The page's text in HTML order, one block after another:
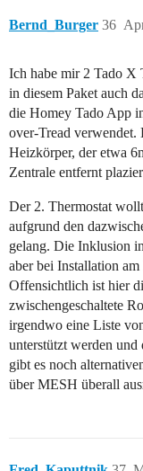
Bernd_Burger 36
Ich habe mir 2 Tado X
in diesem Paket auch
die Homey Tado App
over-Tread verwendet.
Heizkörper, der etwa
Zentrale entfernt
Der 2. Thermostat
aufgrund den
gelang. Die Inklusion
aber bei Installation
Offensichtlich ist hier
zwischengeschaltete
irgendwo eine Liste
unterstützt werden
gibt es noch
über MESH überall